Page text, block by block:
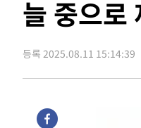
1시간 전 >'여긴 20도, 저긴
3시간 전 >튀르키예 외무장
4시간 전 >이군이 불법 군시
-29070초 전 >
이강인
늘 중으
등록 2025.08.11 15:14:39